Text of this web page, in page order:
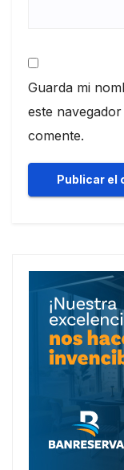
Guarda mi
este
comente.